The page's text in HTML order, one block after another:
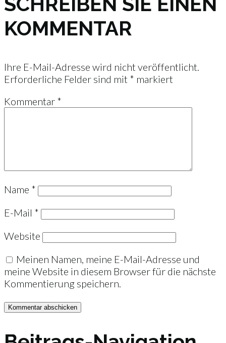
KOMMENTAR
Ihre E-Mail-Adresse wird nicht veröffentlicht.
Erforderliche Felder sind mit * markiert
Kommentar *
Name *
E-Mail *
Website
Meinen Namen, meine E-Mail-Adresse und
meine Website in diesem Browser für die nächste
Kommentierung speichern.